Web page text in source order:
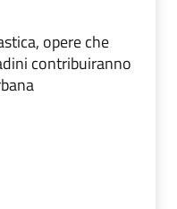
opere che
contribuiranno